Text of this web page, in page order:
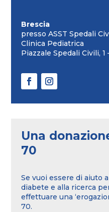
Brescia
presso ASST Spedali
Clinica Pediatrica
Piazzale Spedali Civili, 1
Una
70
Se vuoi essere di aiuto
diabete e alla ricerca
effettuare una
70.